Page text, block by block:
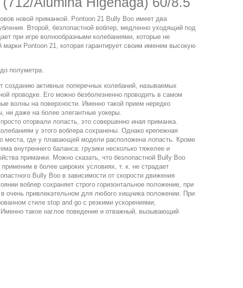
новой приманкой. Pontoon 21 Bully Boo имеет два
Второй, безлопастной воблер, медленно уходящий под
при игре волнообразными колебаниями, которые не
Pontoon 21, которая гарантирует своим именем высокую
полуметра.
созданию активных поперечных колебаний, называемых
проводке. Его можно безболезненно проводить в самом
волны на поверхности. Именно такой прием нередко
ни даже на более элегантные уокеры.
оторвали лопасть, это совершенно иная приманка.
у этого воблера сохранены. Однако крепежная
места, где у плавающей модели расположена лопасть. Кроме
внутреннего баланса: грузики несколько тяжелее и
приманки. Можно сказать, что безлопастной Bully Boo
в более широких условиях, т. к. не страдает
Bully Boo в зависимости от скорости движения
воблер сохраняет строго горизонтальное положение, при
очень привлекательном для любого хищника положении. При
стиле stop and go с резкими ускорениями,
такое наглое поведение и отважный, вызывающий